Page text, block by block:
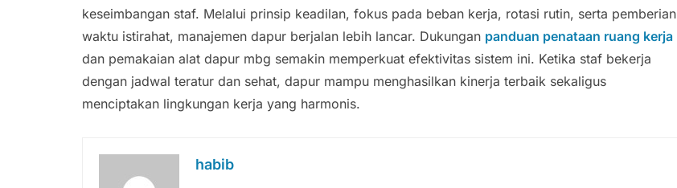
keseimbangan staf. Melalui prinsip keadilan, fokus pada beban kerja, rotasi rutin, serta pemberian
waktu istirahat, manajemen dapur berjalan lebih lancar. Dukungan panduan penataan ruang kerja
dan pemakaian alat dapur mbg semakin memperkuat efektivitas sistem ini. Ketika staf bekerja
dengan jadwal teratur dan sehat, dapur mampu menghasilkan kinerja terbaik sekaligus
menciptakan lingkungan kerja yang harmonis.
habib